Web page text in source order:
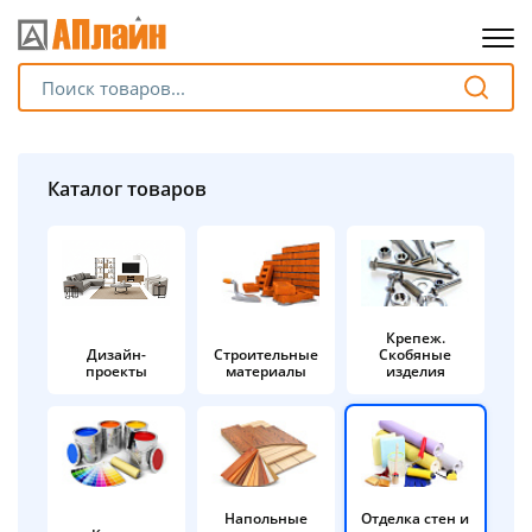
Каталог товаров
Дизайн-
проекты
Строительные
материалы
Крепеж.
Скобяные
изделия
Напольные
Отделка стен и
Разбейте
без переплат
График платежей
Сегодня
%